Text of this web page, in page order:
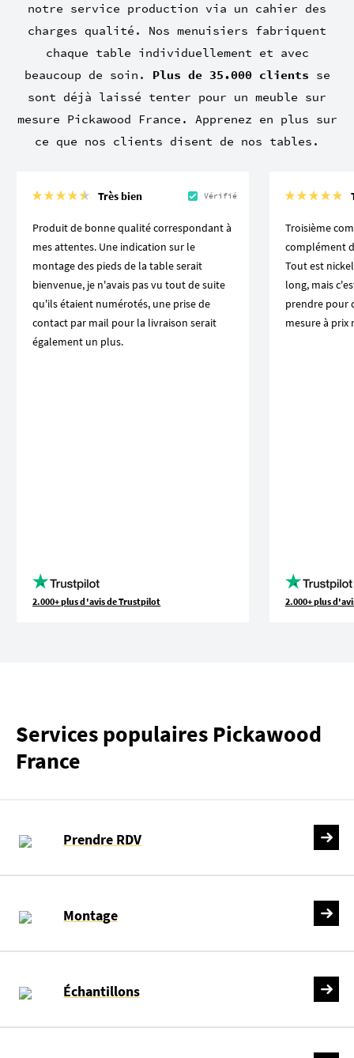
notre service production via un cahier des
charges qualité. Nos menuisiers fabriquent
chaque table individuellement et avec
beaucoup de soin. Plus de 35.000 clients se
sont déjà laissé tenter pour un meuble sur
mesure Pickawood France. Apprenez en plus sur
ce que nos clients disent de nos tables.
Très bien Vérifié
Produit de bonne qualité correspondant à
mes attentes. Une indication sur le
montage des pieds de la table serait
bienvenue, je n'avais pas vu tout de suite
qu'ils étaient numérotés, une prise de
contact par mail pour la livraison serait
également un plus.
2.000+ plus d'avis de Trustpilot
Troisième
complément
Tout est
long, mais
prendre pour
mesure à prix
2.000+ plus
Services populaires Pickawood
France
Prendre RDV
Montage
Échantillons